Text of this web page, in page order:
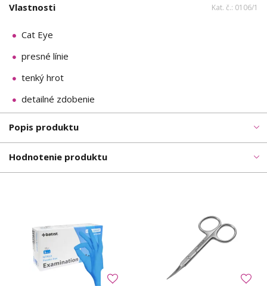
Vlastnosti Kat. č.: 0106/1
Cat Eye
presné línie
tenký hrot
detailné zdobenie
Popis produktu
Hodnotenie produktu